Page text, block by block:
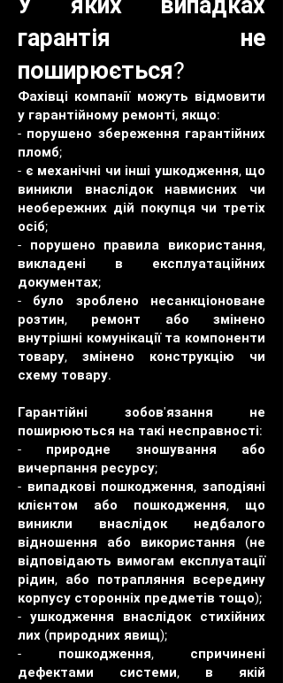
гарантія не
поширюється?
Фахівці компанії можуть відмовити
у гарантійному ремонті, якщо:
- порушено збереження гарантійних
пломб;
- є механічні чи інші ушкодження, що
виникли внаслідок навмисних чи
необережних дій покупця чи третіх
осіб;
- порушено правила використання,
викладені в експлуатаційних
документах;
- було зроблено несанкціоноване
розтин, ремонт або змінено
внутрішні комунікації та компоненти
товару, змінено конструкцію чи
схему товару.
Гарантійні зобов'язання не
поширюються на такі несправності:
- природне зношування або
вичерпання ресурсу;
- випадкові пошкодження, заподіяні
клієнтом або пошкодження, що
виникли внаслідок недбалого
відношення або використання (не
відповідають вимогам експлуатації
рідин, або потрапляння всередину
корпусу сторонніх предметів тощо);
- ушкодження внаслідок стихійних
лих (природних явищ);
- пошкодження, спричинені
дефектами системи, в якій